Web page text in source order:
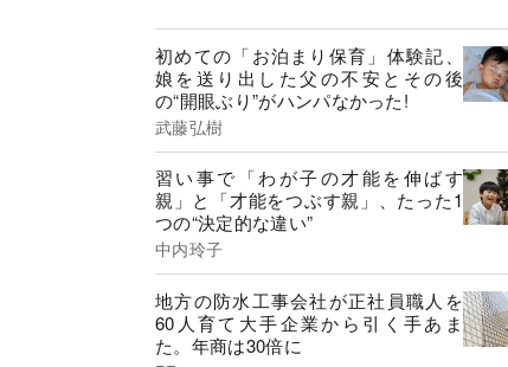
初めての「お泊まり保育」体験記、
娘を送り出した父の不安とその後
の“開眼ぶり”がハンパなかった!
武藤弘樹
習い事で「わが子の才能を伸ばす
親」と「才能をつぶす親」、たった1
つの“決定的な違い”
中内玲子
地方の防水工事会社が正社員職人を
60人育て大手企業から引く手あま
た。年商は30倍に